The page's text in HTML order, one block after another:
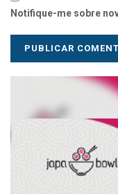
Notifique-me sobre